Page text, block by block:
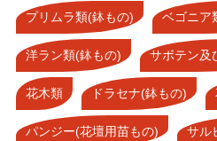
プリムラ類(鉢もの) ベゴニア
洋ラン類(鉢もの) サボテン及
花木類 ドラセナ(鉢もの)
パンジー(花壇用苗もの) サル